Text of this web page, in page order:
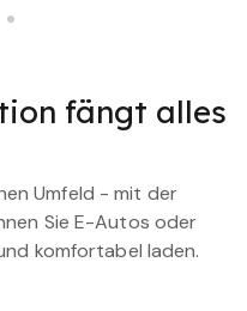
fängt alles
Umfeld - mit der
Sie E-Autos oder
komfortabel laden.